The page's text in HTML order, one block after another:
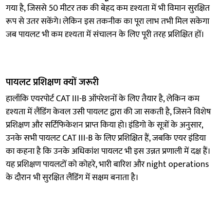
गया है, जिससे 50 मीटर तक की बेहद कम दृश्यता में भी विमान सुरक्षित
रूप से उतर सकेंगे। लेकिन इस तकनीक का पूरा लाभ तभी मिल सकेगा
जब पायलट भी कम दृश्यता में संचालन के लिए पूरी तरह प्रशिक्षित हों।
पायलट प्रशिक्षण क्यों जरूरी
हालाँकि एयरपोर्ट CAT III-B ऑपरेशनों के लिए तैयार है, लेकिन कम
दृश्यता में लैंडिंग केवल उसी पायलट द्वारा की जा सकती है, जिसने विशेष
प्रशिक्षण और सर्टिफिकेशन प्राप्त किया हो। इंडिगो के सूत्रों के अनुसार,
उनके सभी पायलट CAT III-B के लिए प्रशिक्षित हैं, जबकि एयर इंडिया
का कहना है कि उनके अधिकांश पायलट भी इस उन्नत प्रणाली में दक्ष हैं।
यह प्रशिक्षण पायलटों को कोहरे, भारी बारिश और night operations
के दौरान भी सुरक्षित लैंडिंग में सक्षम बनाता है।